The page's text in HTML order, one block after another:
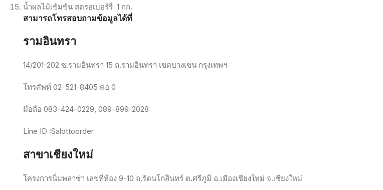
น้ำผลไม้เข้มข้น สตรอเบอร์รี่ 1 กก.
สามารถโทรสอบถามข้อมูลได้ที่
รามอินทรา
14/201-202 ซ.รามอินทรา 15 ถ.รามอินทรา เขตบางเขน กรุงเทพฯ
โทรศัพท์02-521-8405 ต่อ 0
มือถือ 083-424-0229, 089-899-2028
Line ID :Salottoorder
สาขาเชียงใหม่
โครงการนิ่มพลาซ่า เลขที่ห้อง9-10 ถ.รัตนโกสินทร์ ต.ศรีภูมิ อ.เมืองเชียงใหม่ จ.เชียงใหม่